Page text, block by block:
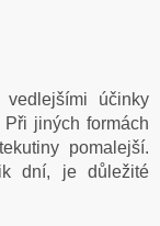
vedlejšími účinky
jiných formách
pomalejší.
dní, je důležité